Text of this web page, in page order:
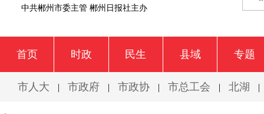
中共郴州市委主管 郴州日报社主办
首页 时政 民生 县域 专题
市人大 | 市政府 | 市政协 | 市总工会 | 北湖 |